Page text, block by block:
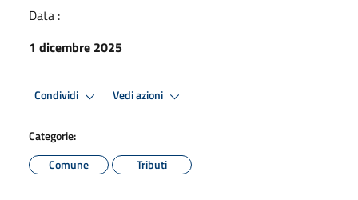
Data :
1 dicembre 2025
Condividi Vedi azioni
Categorie:
Comune
Tributi